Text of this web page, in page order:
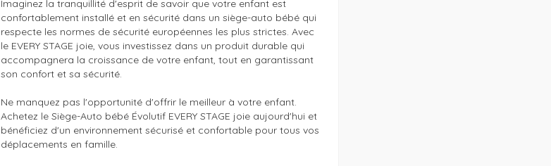
Imaginez la tranquillité d'esprit de savoir que votre enfant est
confortablement installé et en sécurité dans un siège-auto bébé qui
respecte les normes de sécurité européennes les plus strictes. Avec
le EVERY STAGE joie, vous investissez dans un produit durable qui
accompagnera la croissance de votre enfant, tout en garantissant
son confort et sa sécurité.
Ne manquez pas l'opportunité d'offrir le meilleur à votre enfant.
Achetez le Siège-Auto bébé Évolutif EVERY STAGE joie aujourd'hui et
bénéficiez d'un environnement sécurisé et confortable pour tous vos
déplacements en famille.